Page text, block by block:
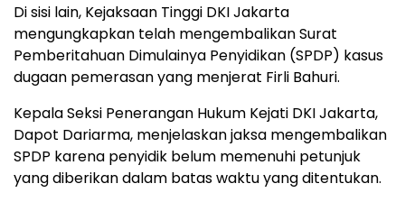
Di sisi lain, Kejaksaan Tinggi DKI Jakarta
mengungkapkan telah mengembalikan Surat
Pemberitahuan Dimulainya Penyidikan (SPDP) kasus
dugaan pemerasan yang menjerat Firli Bahuri.
Kepala Seksi Penerangan Hukum Kejati DKI Jakarta,
Dapot Dariarma, menjelaskan jaksa mengembalikan
SPDP karena penyidik belum memenuhi petunjuk
yang diberikan dalam batas waktu yang ditentukan.